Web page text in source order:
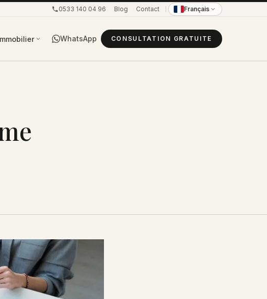
0533 140 04 96 Blog Contact Français
WhatsApp CONSULTATION GRATUITE